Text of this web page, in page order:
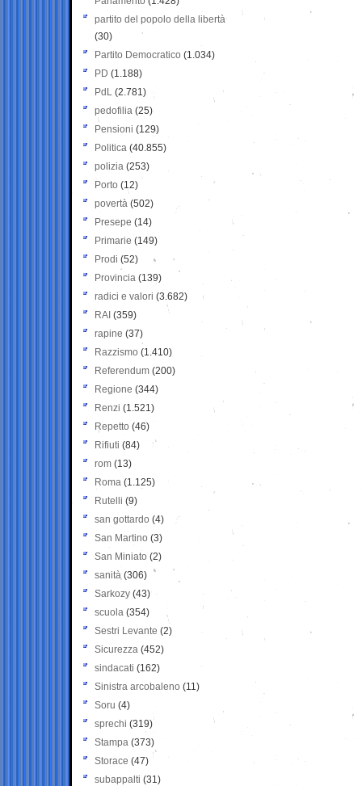
partito del popolo della libertà
(30)
Partito Democratico (1.034)
PD (1.188)
PdL (2.781)
pedofilia (25)
Pensioni (129)
Politica (40.855)
polizia (253)
Porto (12)
povertà (502)
Presepe (14)
Primarie (149)
Prodi (52)
Provincia (139)
radici e valori (3.682)
RAI (359)
rapine (37)
Razzismo (1.410)
Referendum (200)
Regione (344)
Renzi (1.521)
Repetto (46)
Rifiuti (84)
rom (13)
Roma (1.125)
Rutelli (9)
san gottardo (4)
San Martino (3)
San Miniato (2)
sanità (306)
Sarkozy (43)
scuola (354)
Sestri Levante (2)
Sicurezza (452)
sindacati (162)
Sinistra arcobaleno (11)
Soru (4)
sprechi (319)
Stampa (373)
Storace (47)
subappalti (31)